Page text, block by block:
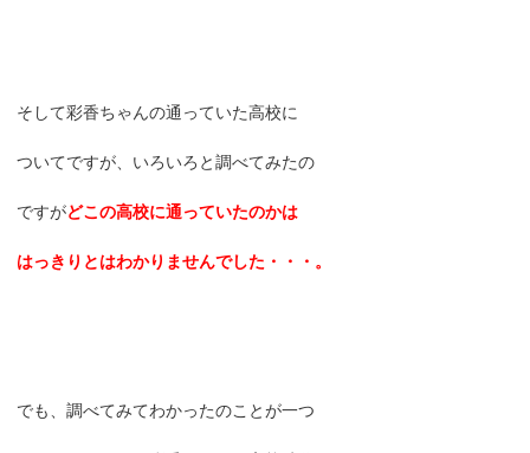
そして彩香ちゃんの通っていた高校に
ついてですが、いろいろと調べてみたの
ですがどこの高校に通っていたのかは
はっきりとはわかりませんでした・・・。
でも、調べてみてわかったのことが一つ